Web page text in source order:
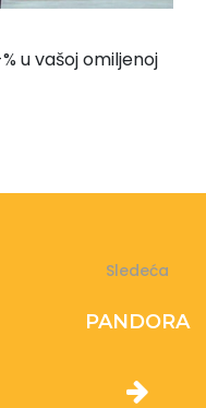
u vašoj omiljenoj
Sledeća
PANDORA